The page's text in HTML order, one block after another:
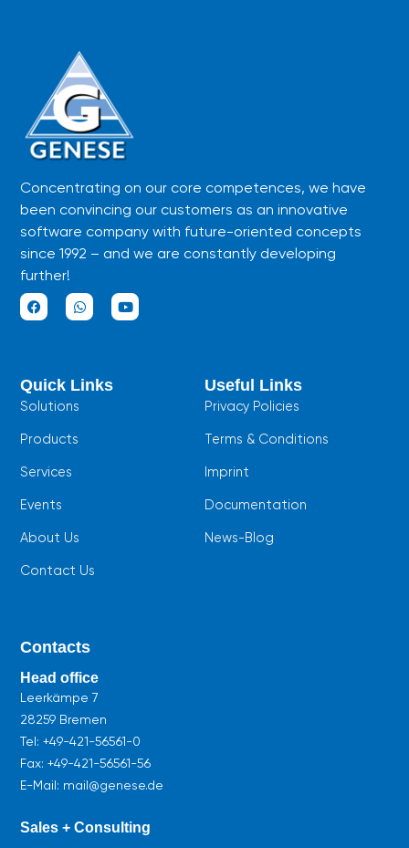
Concentrating on our core competences, we have
been convincing our customers as an innovative
software company with future-oriented concepts
since 1992 – and we are constantly developing
further!
F
o
o
k
W
a
p
p
Y
Quick Links
Solutions
Products
Services
Events
About Us
Contact Us
Useful Links
Privacy Policies
Terms & Conditions
Imprint
Documentation
News-Blog
Contacts
Head office
Leerkämpe 7
28259 Bremen
Tel:+49-421-56561-0
Fax: +49-421-56561-56
E-Mail: mail@genese.de
Sales + Consulting